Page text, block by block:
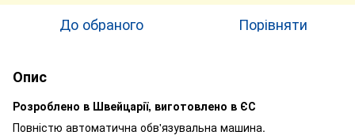
До обраного Порівняти
Опис
Розроблено в Швейцарії, виготовлено в ЄС
Повністю автоматична обв'язувальна машина.